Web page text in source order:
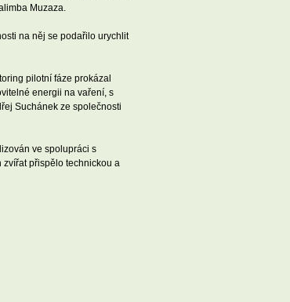
Muzaza.
na něj se podařilo urychlit
pilotní fáze prokázal
energii na vaření, s
Suchánek ze společnosti
ve spolupráci s
přispělo technickou a